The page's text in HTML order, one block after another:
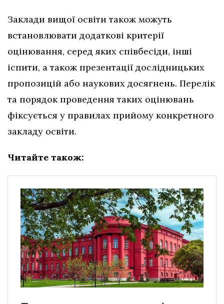
Заклади вищої освіти також можуть
встановлювати додаткові критерії
оцінювання, серед яких співбесіди, інші
іспити, а також презентації дослідницьких
пропозицій або наукових досягнень. Перелік
та порядок проведення таких оцінювань
фіксується у правилах прийому конкретного
закладу освіти.
Читайте також: